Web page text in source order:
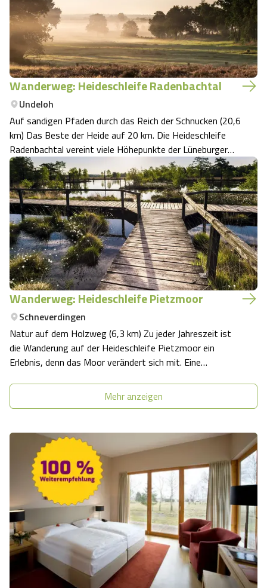
Wanderweg: Heideschleife Radenbachtal
Undeloh
Auf sandigen Pfaden durch das Reich der Schnucken (20,6
km) Das Beste der Heide auf 20 km. Die Heideschleife
Radenbachtal vereint viele Höhepunkte der Lüneburger
Heide. Besser kann man kaum wandern.
Wanderweg: Heideschleife Pietzmoor
Schneverdingen
Natur auf dem Holzweg (6,3 km) Zu jeder Jahreszeit ist
die Wanderung auf der Heideschleife Pietzmoor ein
Erlebnis, denn das Moor verändert sich mit. Eine
Mehr anzeigen